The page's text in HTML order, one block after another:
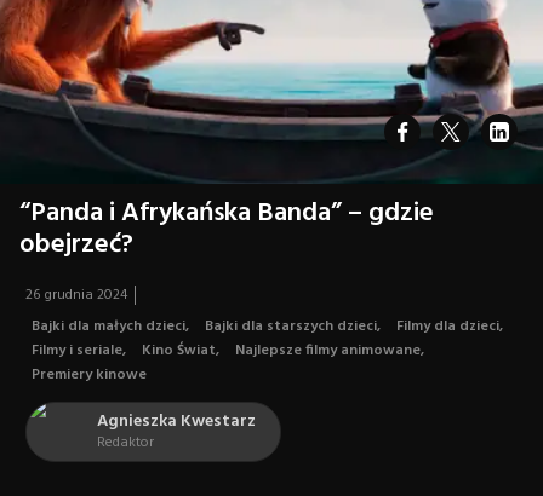
“Panda i Afrykańska Banda” – gdzie
obejrzeć?
26 grudnia 2024
Bajki dla małych dzieci, Bajki dla starszych dzieci, Filmy dla dzieci,
Filmy i seriale, Kino Świat, Najlepsze filmy animowane,
Premiery kinowe
Agnieszka Kwestarz
Redaktor